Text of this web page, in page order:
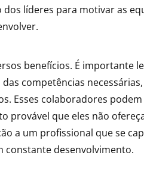
líderes para motivar as
benefícios. É importante
competências
Esses colaboradores
provável que eles não
a um profissional que se
constante desenvolvimento.